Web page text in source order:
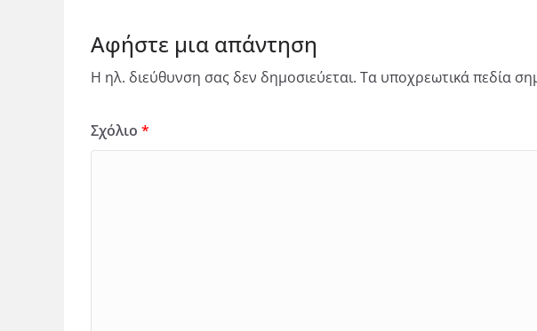
Αφήστε μια απάντηση
Η ηλ. διεύθυνση σας δεν δημοσιεύεται. Τα υποχρεωτικά πεδία
Σχόλιο *